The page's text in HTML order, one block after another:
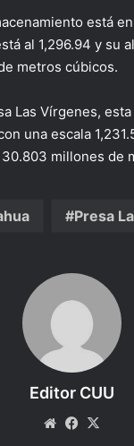
está
al 1,296.94 y su
metros cúbicos.
Las Vírgenes,
una escala
millones de
Presa
Editor CUU
WebsiteFacebook